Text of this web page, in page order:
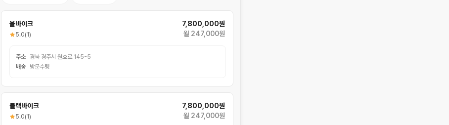
올바이크
5.0(1)
7,800,000원
월 247,000원
주소
경북 경주시 원효로 145-5
배송
방문수령
블랙바이크
5.0(1)
7,800,000원
월 247,000원